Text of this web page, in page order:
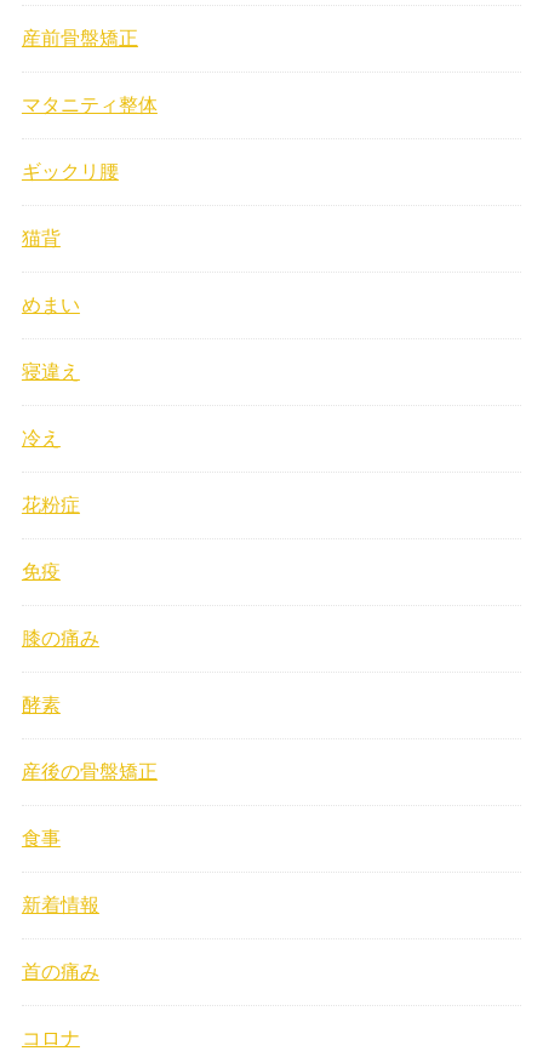
産前骨盤矯正
マタニティ整体
ギックリ腰
猫背
めまい
寝違え
冷え
花粉症
免疫
膝の痛み
酵素
産後の骨盤矯正
食事
新着情報
首の痛み
コロナ